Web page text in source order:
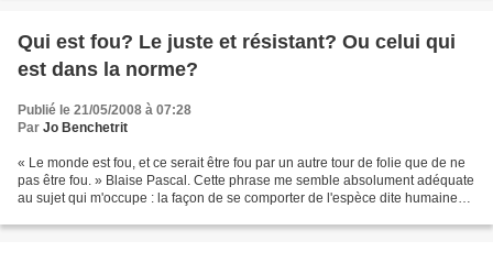
Qui est fou? Le juste et résistant? Ou celui qui
est dans la norme?
Publié le 21/05/2008 à 07:28
Par Jo Benchetrit
« Le monde est fou, et ce serait être fou par un autre tour de folie que de ne
pas être fou. » Blaise Pascal. Cette phrase me semble absolument adéquate
au sujet qui m'occupe : la façon de se comporter de l'espèce dite humaine